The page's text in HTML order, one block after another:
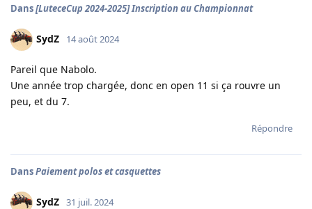
Dans[LuteceCup 2024-2025] Inscription au Championnat
SydZ 14 août 2024
Pareil que Nabolo.
Une année trop chargée, donc en open 11 si ça rouvre un
peu, et du 7.
Répondre
DansPaiement polos et casquettes
SydZ 31 juil. 2024